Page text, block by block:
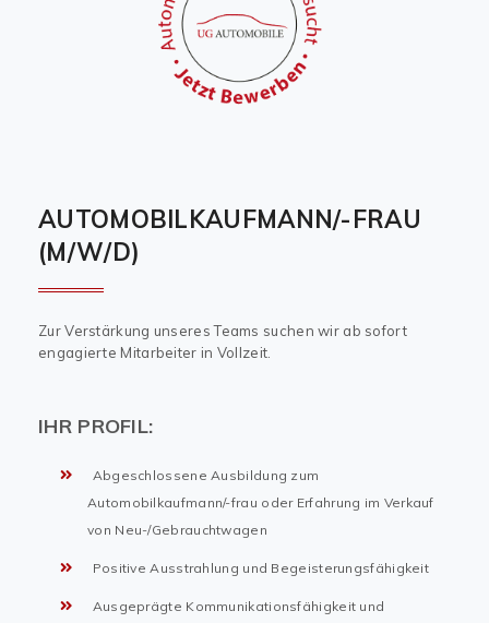
AUTOMOBILKAUFMANN/-FRAU
(M/W/D)
Zur Verstärkung unseres Teams suchen wir ab sofort
engagierte Mitarbeiter in Vollzeit.
IHR PROFIL:
Abgeschlossene Ausbildung zum
Automobilkaufmann/-frau oder Erfahrung im Verkauf
von Neu-/Gebrauchtwagen
Positive Ausstrahlung und Begeisterungsfähigkeit
Ausgeprägte Kommunikationsfähigkeit und